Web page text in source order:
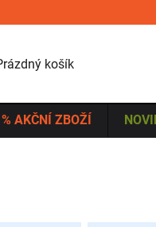
KOŠÍK
košík
% AKČNÍ ZBOŽÍ